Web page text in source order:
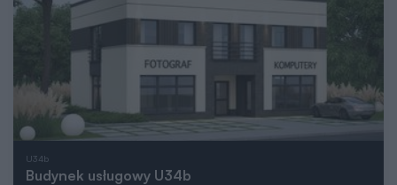
U34b
Budynek usługowy U34b